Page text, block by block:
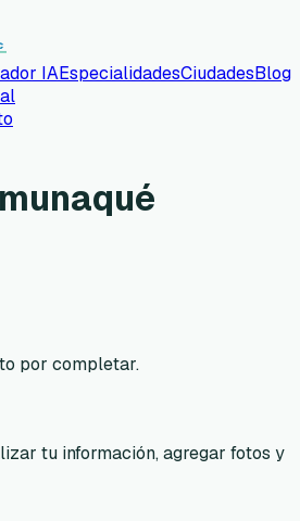
IAEspecialidadesCiudadesBlog
por completar.
tu información, agregar fotos y